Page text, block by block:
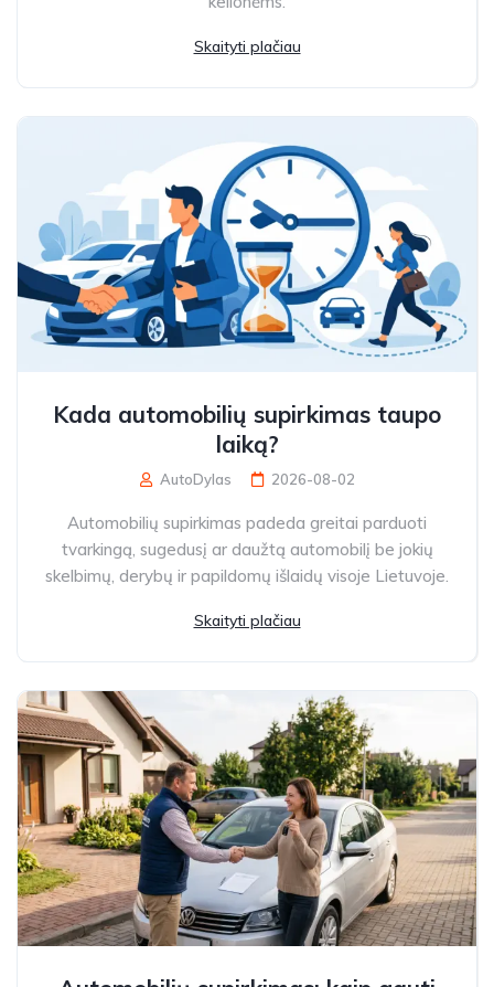
Skaityti plačiau
Kada automobilių supirkimas taupo
laiką?
AutoDylas 2026-08-02
Automobilių supirkimas padeda greitai parduoti
tvarkingą, sugedusį ar daužtą automobilį be jokių
skelbimų, derybų ir papildomų išlaidų visoje Lietuvoje.
Skaityti plačiau